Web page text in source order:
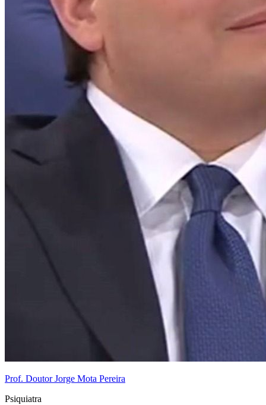
Prof. Doutor Jorge Mota Pereira
Psiquiatra